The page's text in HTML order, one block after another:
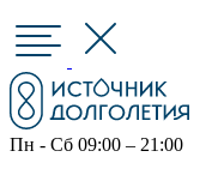
Пн - Сб 09:00 – 21:00